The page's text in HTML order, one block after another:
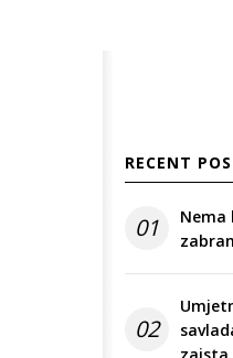
RECENT
01
Nema
02